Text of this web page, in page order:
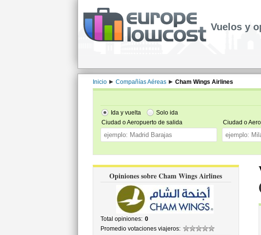
Vuelos y
Inicio Compañías Aéreas Cham Wings Airlines
Ida y vuelta
Solo ida
Ciudad o Aeropuerto de salida
Ciudad o
Opiniones sobre Cham Wings Airlines
Total opiniones: 0
Promedio votaciones viajeros: